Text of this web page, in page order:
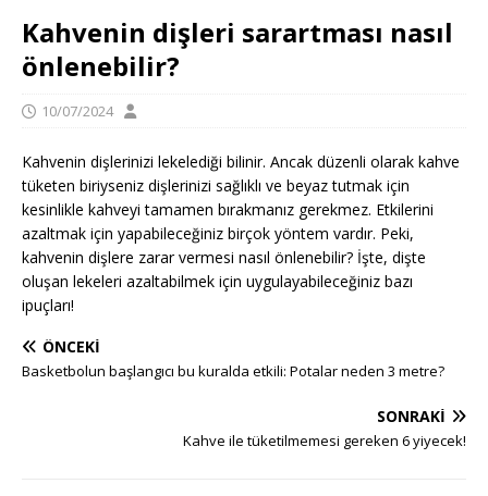
Kahvenin dişleri sarartması nasıl
önlenebilir?
10/07/2024
Kahvenin dişlerinizi lekelediği bilinir. Ancak düzenli olarak kahve
tüketen biriyseniz dişlerinizi sağlıklı ve beyaz tutmak için
kesinlikle kahveyi tamamen bırakmanız gerekmez. Etkilerini
azaltmak için yapabileceğiniz birçok yöntem vardır. Peki,
kahvenin dişlere zarar vermesi nasıl önlenebilir? İşte, dişte
oluşan lekeleri azaltabilmek için uygulayabileceğiniz bazı
ipuçları!
ÖNCEKI
Basketbolun başlangıcı bu kuralda etkili: Potalar neden 3 metre?
SONRAKI
Kahve ile tüketilmemesi gereken 6 yiyecek!